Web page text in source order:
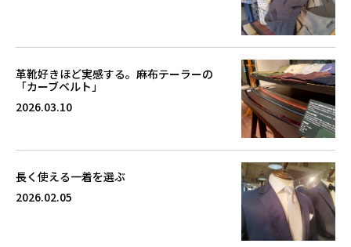
革靴好きほど実感する。麻布テーラーの
「カーブベルト」
2026.03.10
長く使える一着を選ぶ
2026.02.05